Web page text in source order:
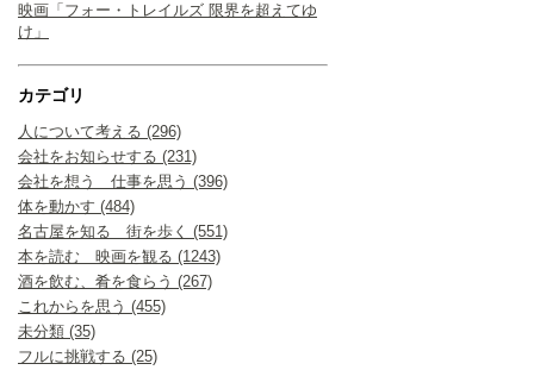
映画「フォー・トレイルズ 限界を超えてゆ
け」
カテゴリ
人について考える (296)
会社をお知らせする (231)
会社を想う 仕事を思う (396)
体を動かす (484)
名古屋を知る 街を歩く (551)
本を読む 映画を観る (1243)
酒を飲む、肴を食らう (267)
これからを思う (455)
未分類 (35)
フルに挑戦する (25)